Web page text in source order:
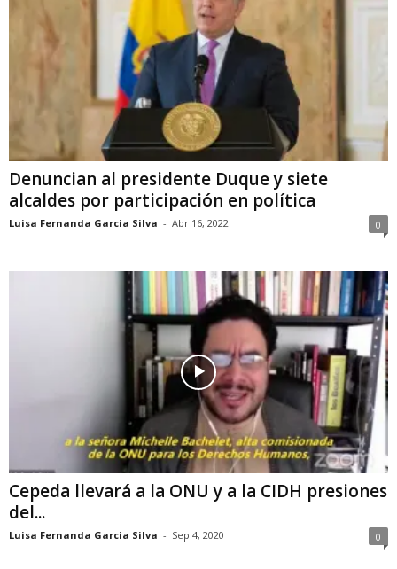
Denuncian al presidente Duque y siete
alcaldes por participación en política
Luisa Fernanda Garcia Silva - Abr 16, 2022 0
Cepeda llevará a la ONU y a la CIDH presiones
del...
Luisa Fernanda Garcia Silva - Sep 4, 2020 0